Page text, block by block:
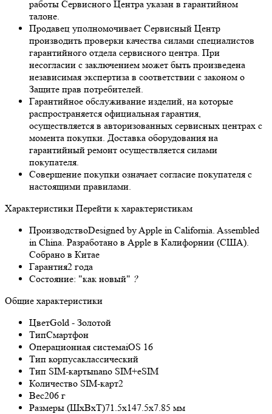
работы Сервисного Центра указан в гарантийном
талоне.
Продавец уполномочивает Сервисный Центр
производить проверки качества силами специалистов
гарантийного отдела сервисного центра. При
несогласии с заключением может быть произведена
независимая экспертиза в соответствии с законом о
Защите прав потребителей.
Гарантийное обслуживание изделий, на которые
распространяется официальная гарантия,
осуществляется в авторизованных сервисных центрах с
момента покупки. Доставка оборудования на
гарантийный ремонт осуществляется силами
покупателя.
Совершение покупки означает согласие покупателя с
настоящими правилами.
Характеристики Перейти к характеристикам
ПроизводствоDesigned by Apple in California. Assembled
in China. Разработано в Apple в Калифорнии (США).
Собрано в Китае
Гарантия2 года
Состояние: "как новый" ?
Общие характеристики
ЦветGold - Золотой
ТипСмартфон
Операционная системаiOS 16
Тип корпусаклассический
Тип SIM-картыnano SIM+eSIM
Количество SIM-карт2
Вес206 г
Размеры (ШxВxТ)71.5x147.5x7.85 мм